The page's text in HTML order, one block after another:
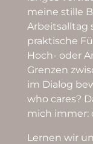
meine stille
Arbeitsalltag
praktische
Hoch- oder
Grenzen
im Dialog
who cares?
mich immer:
Lernen wir